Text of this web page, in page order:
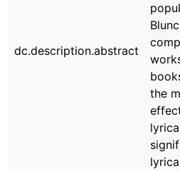
dc.description.abstract
the